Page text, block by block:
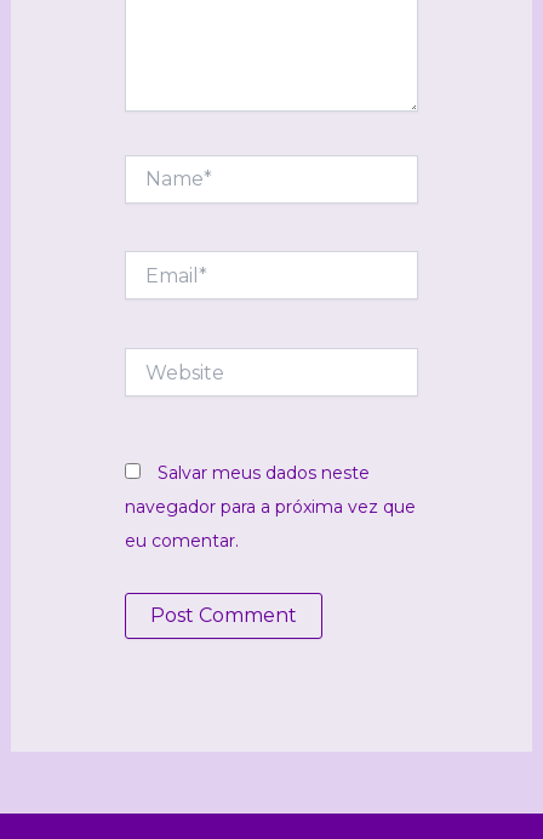
Name*
Website
Salvar meus dados neste
navegador para a próxima vez que
eu comentar.